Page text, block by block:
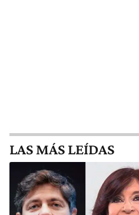
LAS MÁS LEÍDAS